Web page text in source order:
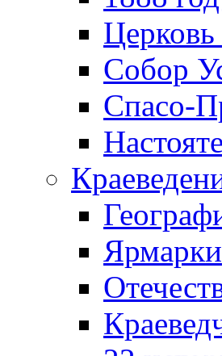
Собор
Спасо-
Ярмарки